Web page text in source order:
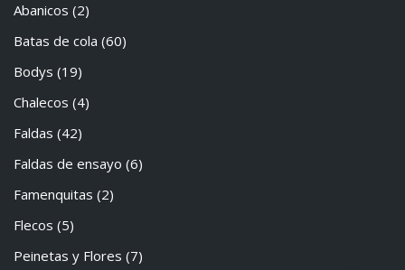
Abanicos (2)
Batas de cola (60)
Bodys (19)
Chalecos (4)
Faldas (42)
Faldas de ensayo (6)
Famenquitas (2)
Flecos (5)
Peinetas y Flores (7)